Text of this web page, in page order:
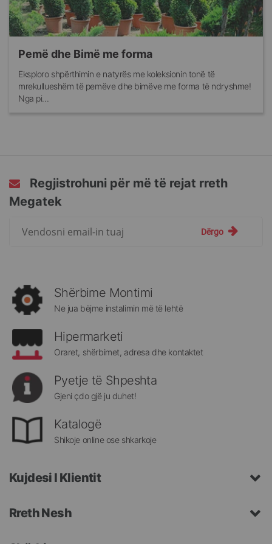
Pemë dhe Bimë me forma
Eksploro shpërthimin e natyrës me koleksionin tonë të
mrekullueshëm të pemëve dhe bimëve me forma të ndryshme!
Nga pi...
Regjistrohuni për më të rejat rreth
Megatek
rreth
Megatek:
Dërgo
Shërbime Montimi
Ne jua bëjme instalimin më të lehtë
Hipermarketi
Oraret, shërbimet, adresa dhe kontaktet
Pyetje të Shpeshta
Gjeni çdo gjë ju duhet!
Katalogë
Shikoje online ose shkarkoje
Kujdesi I Klientit
Rreth Nesh